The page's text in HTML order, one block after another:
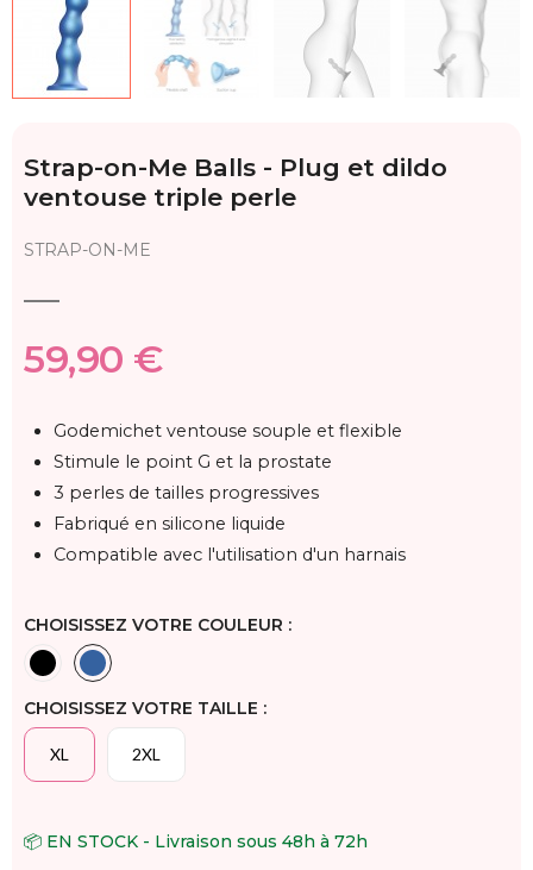
Strap-on-Me Balls - Plug et dildo
ventouse triple perle
STRAP-ON-ME
59,90 €
Godemichet ventouse souple et flexible
Stimule le point G et la prostate
3 perles de tailles progressives
Fabriqué en silicone liquide
Compatible avec l'utilisation d'un harnais
CHOISISSEZ VOTRE COULEUR :
CHOISISSEZ VOTRE TAILLE :
XL 2XL
📦 EN STOCK - Livraison sous 48h à 72h